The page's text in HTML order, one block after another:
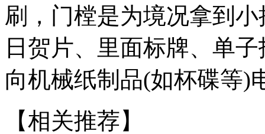
刷，门樘是为境况拿到
日贺片、里面标牌、单
向机械纸制品(如杯碟等)
【相关推荐】